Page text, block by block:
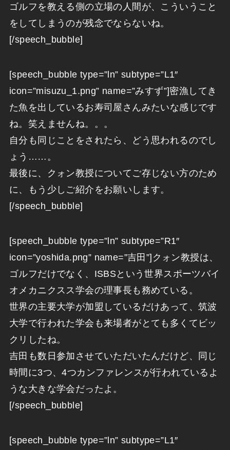
ゴルフを教える側の立場の人間が、こういうこと
をしてしまうのが残念でならないね。
[/speech_bubble]
[speech_bubble type=”ln” subtype=”L1″
icon=”misuzu_1.png” name=”みすず”]密漁してき
た魚を出しているお寿司屋さんみたいな感じです
ね。笑えませんね。。。
自分も同じことをされたら、どう思われるのでし
ょう……。
最後に、クォン教授についてご存じない方のため
に、もう少しご紹介をお願いします。
[/speech_bubble]
[speech_bubble type=”ln” subtype=”R1″
icon=”yoshida.png” name=”吉田”]クォン教授は、
ゴルフだけでなく、ISBSという世界スポーツバイ
オメカニクスス学会の理事長も務めている。
世界の主要大学が加盟しているだけあって、筑波
大学で行われた学会も来場者がとても多くてビッ
クリしたね。
吉田も数日参加させていただいたんだけど、同じ
時間に3つ、4つカンファレンスが行われているよ
うな大きな学会だったよ。
[/speech_bubble]
[speech_bubble type=”ln” subtype=”L1″